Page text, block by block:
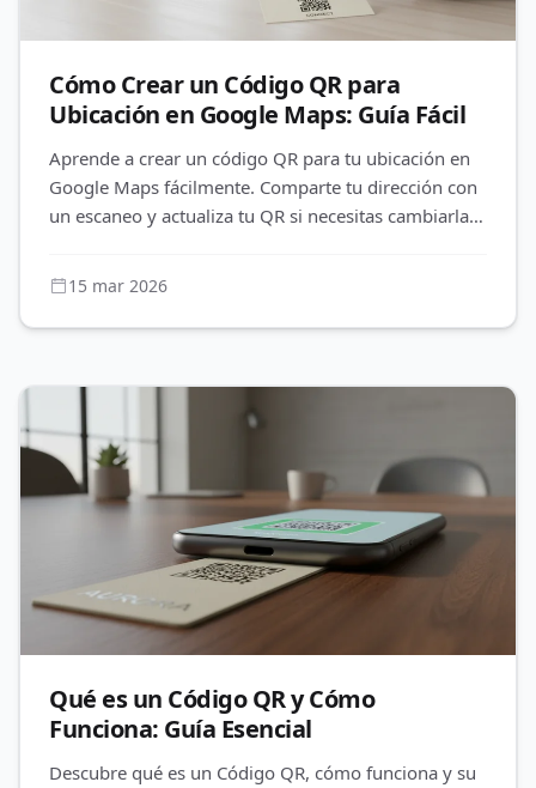
Cómo Crear un Código QR para
Ubicación en Google Maps: Guía Fácil
Aprende a crear un código QR para tu ubicación en
Google Maps fácilmente. Comparte tu dirección con
un escaneo y actualiza tu QR si necesitas cambiarla.
15 mar 2026
Qué es un Código QR y Cómo
Funciona: Guía Esencial
Descubre qué es un Código QR, cómo funciona y su